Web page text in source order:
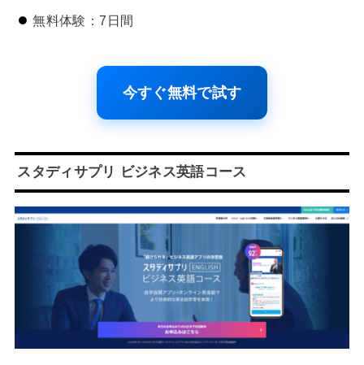
無料体験：7日間
今すぐ無料で試す
スタディサプリ ビジネス英語コース